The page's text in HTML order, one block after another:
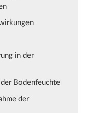
in der
Bodenfeuchte
der